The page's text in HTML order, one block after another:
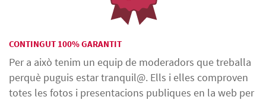
CONTINGUT 100% GARANTIT
Per a això tenim un equip de moderadors que treballa
perquè puguis estar tranquil@. Ells i elles comproven
totes les fotos i presentacions publiques en la web per